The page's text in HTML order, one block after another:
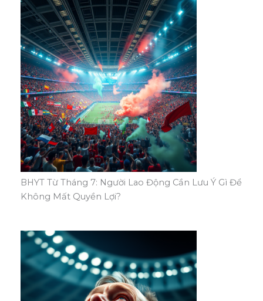
BHYT Từ Tháng 7: Người Lao Động Cần Lưu Ý Gì Để
Không Mất Quyền Lợi?